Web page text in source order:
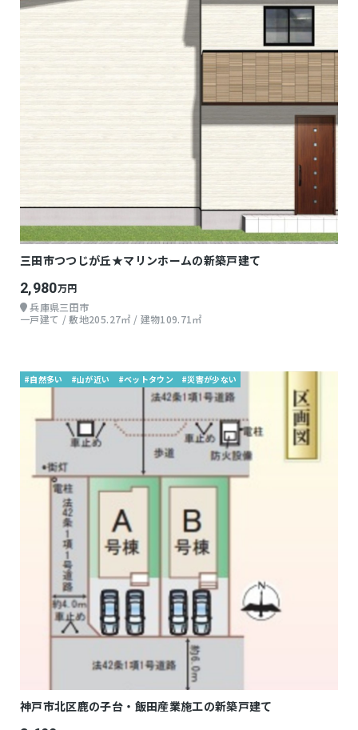
三田市つつじが丘★マリンホームの新築戸建て
2,980万円
兵庫県三田市
一戸建て / 敷地205.27㎡ / 建物109.71㎡
#自然多い #山が近い #ベットタウン #災害が少ない
神戸市北区鹿の子台・飯田産業施工の新築戸建て